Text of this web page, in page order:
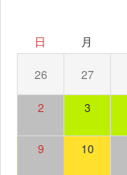
日 月
26 27
2 3
9 10